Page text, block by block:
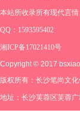
本站所收录所有现代言
QQ：1593595402
湘ICP备17021410号
Copyright © 2017
版权所有：长沙笔尚文
地址：长沙芙蓉区芙蓉